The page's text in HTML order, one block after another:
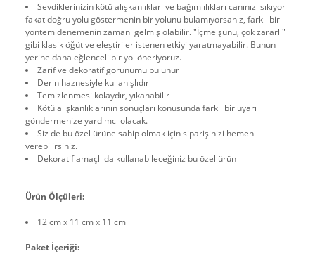
Sevdiklerinizin kötü alışkanlıkları ve bağımlılıkları canınızı sıkıyor
fakat doğru yolu göstermenin bir yolunu bulamıyorsanız, farklı bir
yöntem denemenin zamanı gelmiş olabilir. "İçme şunu, çok zararlı"
gibi klasik öğüt ve eleştiriler istenen etkiyi yaratmayabilir. Bunun
yerine daha eğlenceli bir yol öneriyoruz.
Zarif ve dekoratif görünümü bulunur
Derin haznesiyle kullanışlıdır
Temizlenmesi kolaydır, yıkanabilir
Kötü alışkanlıklarının sonuçları konusunda farklı bir uyarı
göndermenize yardımcı olacak.
Siz de bu özel ürüne sahip olmak için siparişinizi hemen
verebilirsiniz.
Dekoratif amaçlı da kullanabileceğiniz bu özel ürün
Ürün Ölçüleri:
12 cm x 11 cm x 11 cm
Paket İçeriği: